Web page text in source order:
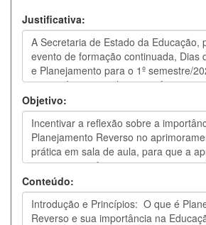
Justificativa:
Objetivo:
Conteúdo: